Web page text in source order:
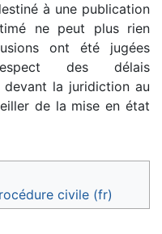
à une publication
ne peut plus rien
ont été jugées
des délais
devant la juridiction au
de la mise en état
civile (fr)